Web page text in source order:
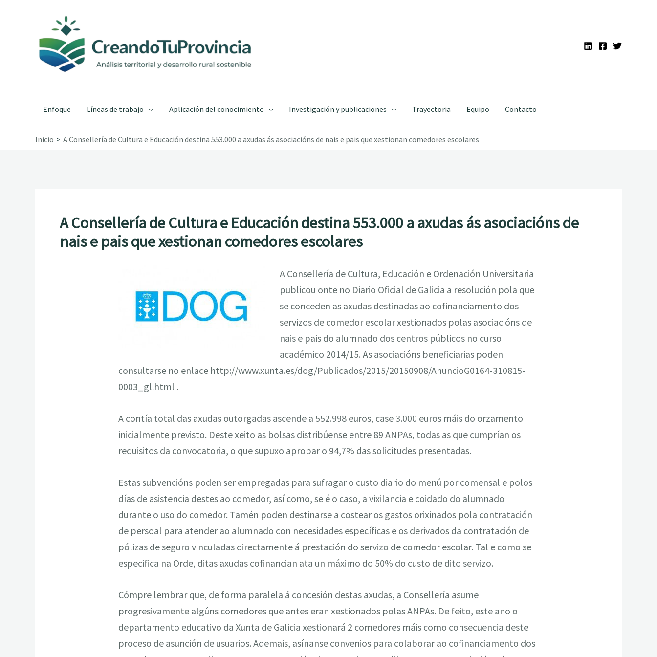
contenido
Enfoque Líneas de trabajo Aplicación del conocimiento Investigación y publicaciones Trayectoria Equipo Contacto
Inicio A Consellería de Cultura e Educación destina 553.000 a axudas ás asociacións de nais e pais que xestionan comedores escolares
A Consellería de Cultura e Educación destina 553.000 a axudas ás asociacións de
nais e pais que xestionan comedores escolares
A Consellería de Cultura, Educación e Ordenación Universitaria
publicou onte no Diario Oficial de Galicia a resolución pola que
se conceden as axudas destinadas ao cofinanciamento dos
servizos de comedor escolar xestionados polas asociacións de
nais e pais do alumnado dos centros públicos no curso
académico 2014/15. As asociacións beneficiarias poden
consultarse no enlace http://www.xunta.es/dog/Publicados/2015/20150908/AnuncioG0164-310815-
0003_gl.html .
A contía total das axudas outorgadas ascende a 552.998 euros, case 3.000 euros máis do orzamento
inicialmente previsto. Deste xeito as bolsas distribúense entre 89 ANPAs, todas as que cumprían os
requisitos da convocatoria, o que supuxo aprobar o 94,7% das solicitudes presentadas.
Estas subvencións poden ser empregadas para sufragar o custo diario do menú por comensal e polos
días de asistencia destes ao comedor, así como, se é o caso, a vixilancia e coidado do alumnado
durante o uso do comedor. Tamén poden destinarse a costear os gastos orixinados pola contratación
de persoal para atender ao alumnado con necesidades específicas e os derivados da contratación de
pólizas de seguro vinculadas directamente á prestación do servizo de comedor escolar. Tal e como se
especifica na Orde, ditas axudas cofinancian ata un máximo do 50% do custo de dito servizo.
Cómpre lembrar que, de forma paralela á concesión destas axudas, a Consellería asume
progresivamente algúns comedores que antes eran xestionados polas ANPAs. De feito, este ano o
departamento educativo da Xunta de Galicia xestionará 2 comedores máis como consecuencia deste
proceso de asunción de usuarios. Ademais, asínanse convenios para colaborar ao cofinanciamento dos